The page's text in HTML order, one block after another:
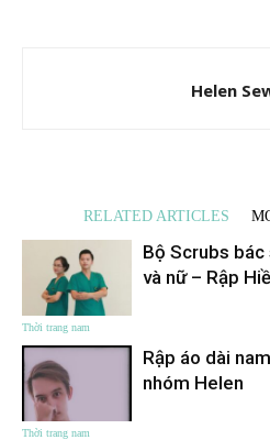
Helen
RELATED ARTICLES
Thời trang nam
Bộ Scrubs bác
và nữ – Rập
Thời trang nam
Rập áo dài
nhóm Helen